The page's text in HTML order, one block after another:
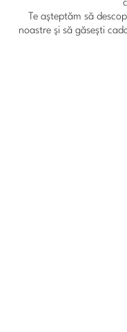
Te așteptăm să
noastre și să găsești